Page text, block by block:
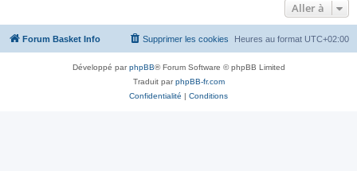
Aller à
Forum Basket Info Heures au format UTC+02:00
Supprimer les cookies
Développé parphpBB® Forum Software © phpBB Limited
Traduit parphpBB-fr.com
Confidentialité | Conditions